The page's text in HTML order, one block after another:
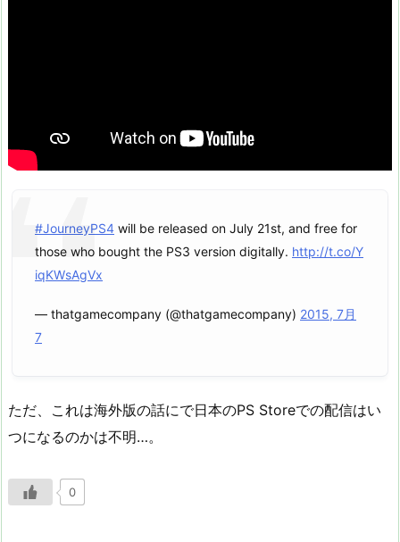
#JourneyPS4 will be released on July 21st, and free for
those who bought the PS3 version digitally. http://t.co/Y
iqKWsAgVx
— thatgamecompany (@thatgamecompany) 2015, 7月
7
ただ、これは海外版の話にで日本のPS Storeでの配信はい
つになるのかは不明…。
0